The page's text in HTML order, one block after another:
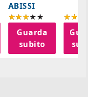
ABISSI
Guarda
subito